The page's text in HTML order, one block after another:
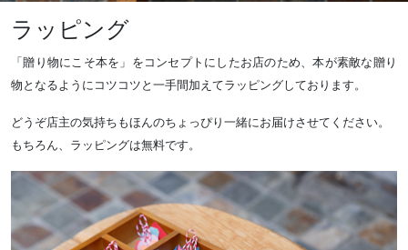
ラッピング
「贈り物にこそ本を」をコンセプトにしたお店のため、本が素敵な贈り
物となるようにコツコツと一手間加えてラッピングしております。
どうぞ店主の気持ちもほんのちょっぴり一緒にお届けさせてください。
もちろん、ラッピングは無料です。